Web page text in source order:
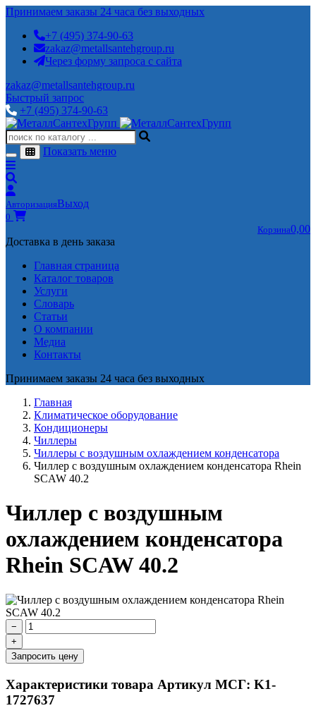
Принимаем заказы 24 часа без выходных
+7 (495) 374-90-63
zakaz@metallsantehgroup.ru
Через форму запроса с сайта
zakaz@metallsantehgroup.ru
Быстрый запрос
+7 (495) 374-90-63
Показать меню
АвторизацияВыход
0
Корзина0,00
Доставка в день заказа
Главная страница
Каталог товаров
Услуги
Словарь
Статьи
О компании
Медиа
Контакты
Принимаем заказы 24 часа без выходных
Главная
Климатическое оборудование
Кондиционеры
Чиллеры
Чиллеры с воздушным охлаждением конденсатора
Чиллер с воздушным охлаждением конденсатора Rhein
SCAW 40.2
Чиллер с воздушным
охлаждением конденсатора
Rhein SCAW 40.2
−
+
Запросить цену
Характеристики товара Артикул МСГ: K1-
1727637